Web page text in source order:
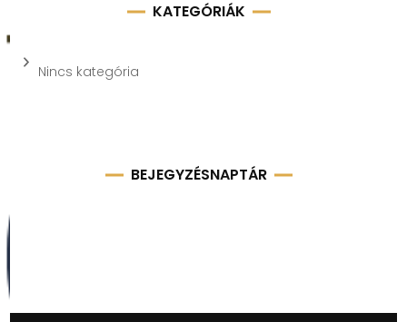
KATEGÓRIÁK
Nincs kategória
BEJEGYZÉSNAPTÁR